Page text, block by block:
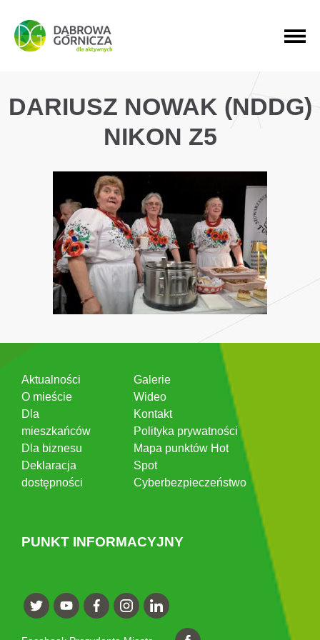
PRZEJDŹ DO MENU GŁÓWNEGO
PRZEJDŹ DO WYSZUKIWARKI
PRZEJDŹ DO TREŚCI
DARIUSZ NOWAK (NDDG)
NIKON Z5
Aktualności
O mieście
Dla
mieszkańców
Dla biznesu
Deklaracja
dostępności
Galerie
Wideo
Kontakt
Polityka prywatności
Mapa punktów Hot
Spot
Cyberbezpieczeństwo
PUNKT INFORMACYJNY